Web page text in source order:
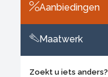
Aanbiedingen
Maatwerk
Zoekt u iets anders?